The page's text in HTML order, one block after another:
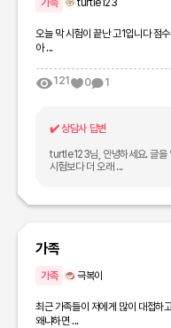
가족 turtle123
오늘 막 시험이 끝난 고1입니다 점
아 ...
121 0 1
✔️상담사 답변
turtle123님, 안녕하세요. 글을 읽다 보니 시험 이야기로 시작했지만, 사실은
시험보다 더 오래 ...
가족
가족 극복이
최근 가족들이 저에게 많이 대접하
왜냐하면 ...